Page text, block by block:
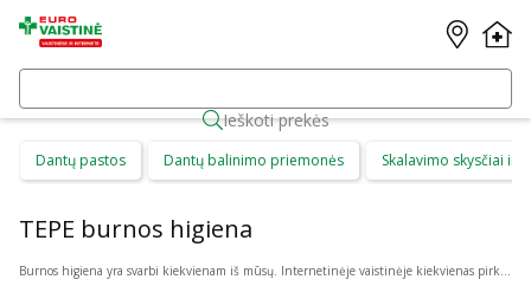
Ieškoti prekės
Dantų pastos Dantų balinimo priemonės Skalavimo skysčiai ir
TEPE burnos higiena
Burnos higiena yra svarbi kiekvienam iš mūsų. Internetinėje vaistinėje kiekvienas pirkėjas gali rasti daug skirtingų burnos higienos priemonių suaugusiems ir vaikams. Čia galima patogiai pirkti: dantų priežiūros priemones, kaip dantų pasta ar skalavimo skystis, dantų šepetėlius ir irigatorius, protezus ir plokštelių priežiūros priemones bei skirtingus gelius ar tepalus.